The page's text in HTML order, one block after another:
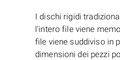
I dischi rigidi
l'intero file viene
file viene suddiviso in
dimensioni dei pezzi